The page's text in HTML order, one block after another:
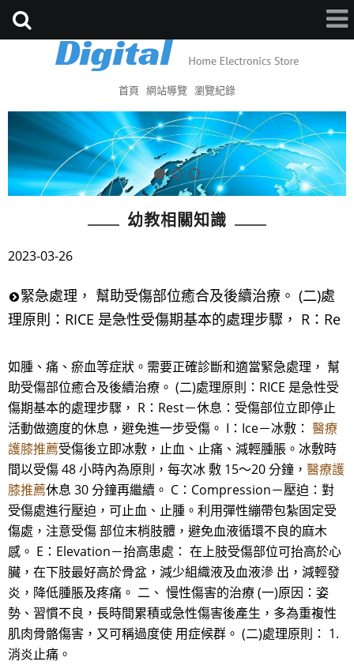
首頁 網站導覽 瀏覽紀錄
幼教相關知識
2023-03-26
緊急處理， 幫助受傷部位癒合及後續治療。 (二)處
理原則：RICE 是急性受傷期基本的處理步驟， R：Re
如腫、痛、瘀血等症狀。需要正確診斷和適當緊急處理， 幫
助受傷部位癒合及後續治療。 (二)處理原則：RICE 是急性受
傷期基本的處理步驟， R：Rest－休息：受傷部位立即停止
活動做適度的休息，避免進一步受傷。 I：Ice－冰敷： 醫療
護膝推薦受傷後立即冰敷，止血、止痛、減輕腫脹。冰敷時
間以受傷 48 小時內為原則，每次冰 敷 15～20 分鐘， 醫療護
膝推薦休息 30 分鐘再繼續。 C：Compression－壓迫：對
受傷處進行壓迫，可止血、止腫。利用彈性繃帶包紮固定受
傷處，注意受傷 部位末梢肢體，避免血液循環不良的麻木
感。 E：Elevation－抬高患處： 在上肢受傷部位可抬高於心
臟，在下肢最好高於骨盆，減少組織液及血液滲 出，減輕發
炎，降低腫脹及疼痛。 二、 慢性傷害的治療 (一)原因：姿
勢、習慣不良，長時間累積或急性傷害後產生，多為重複性
肌肉骨骼傷害，又可稱過度使 用症候群。 (二)處理原則： 1.
消炎止痛。